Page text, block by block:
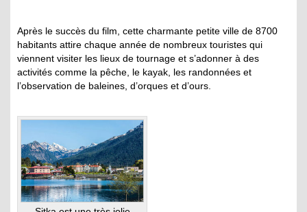
Après le succès du film, cette charmante petite ville de 8700
habitants attire chaque année de nombreux touristes qui
viennent visiter les lieux de tournage et s’adonner à des
activités comme la pêche, le kayak, les randonnées et
l’observation de baleines, d’orques et d’ours.